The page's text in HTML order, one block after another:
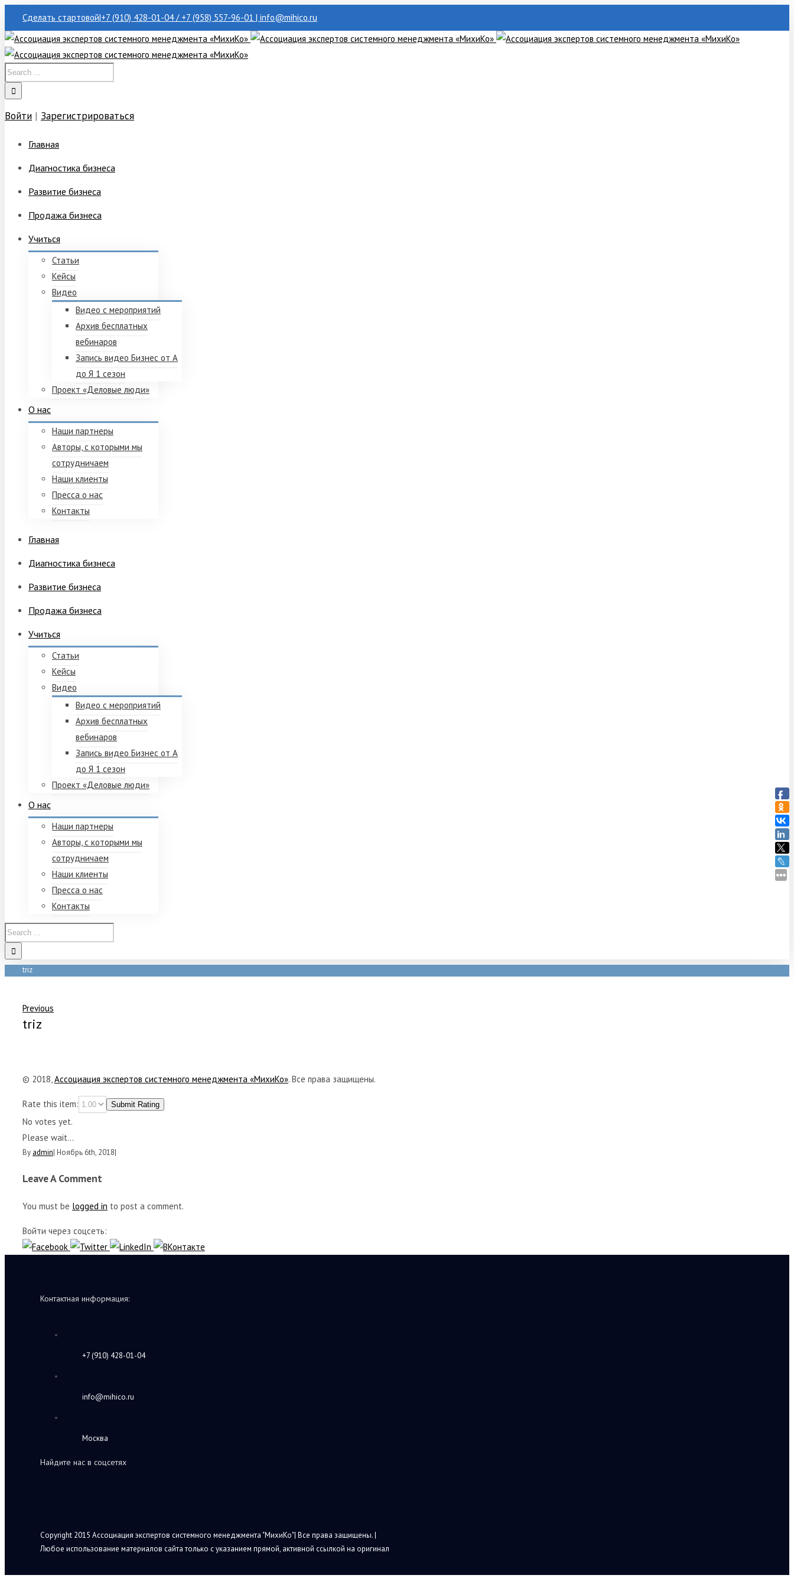
Сделать стартовой|+7 (910) 428-01-04 / +7 (958) 557-96-01 | info@mihico.ru
Войти | Зарегистрироваться
Главная
Диагностика бизнеса
Развитие бизнеса
Продажа бизнеса
Учиться
Статьи
Кейсы
Видео
Видео с мероприятий
Архив бесплатных
вебинаров
Запись видео Бизнес от А
до Я 1 сезон
Проект «Деловые люди»
О нас
Наши партнеры
Авторы, с которыми мы
сотрудничаем
Наши клиенты
Пресса о нас
Контакты
Главная
Диагностика бизнеса
Развитие бизнеса
Продажа бизнеса
Учиться
Статьи
Кейсы
Видео
Видео с мероприятий
Архив бесплатных
вебинаров
Запись видео Бизнес от А
до Я 1 сезон
Проект «Деловые люди»
О нас
Наши партнеры
Авторы, с которыми мы
сотрудничаем
Наши клиенты
Пресса о нас
Контакты
triz
Previous
triz
© 2018,Ассоциация экспертов системного менеджмента «МихиКо». Все права защищены.
Rate this item: Submit Rating
No votes yet.
Please wait...
By admin| Ноябрь 6th, 2018|
Leave A Comment
You must be logged in to post a comment.
Войти через соцсеть:
Контактная информация:
+7 (910) 428-01-04
info@mihico.ru
Москва
Найдите нас в соцсетях
Copyright 2015 Ассоциация экспертов системного менеджмента "МихиКо"| Все права защищены. |
Любое использование материалов сайта только с указанием прямой, активной ссылкой на оригинал